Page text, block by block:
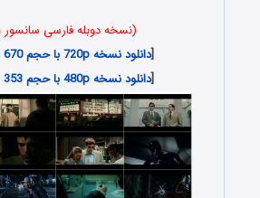
(نسخه دوبله فارسی
[دانلود نسخه 720p با حجم 670 مگابایت
[دانلود نسخه 480p با حجم 353 مگابایت